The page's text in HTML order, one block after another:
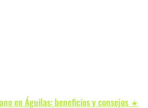
en Águilas: beneficios y consejos ☀️